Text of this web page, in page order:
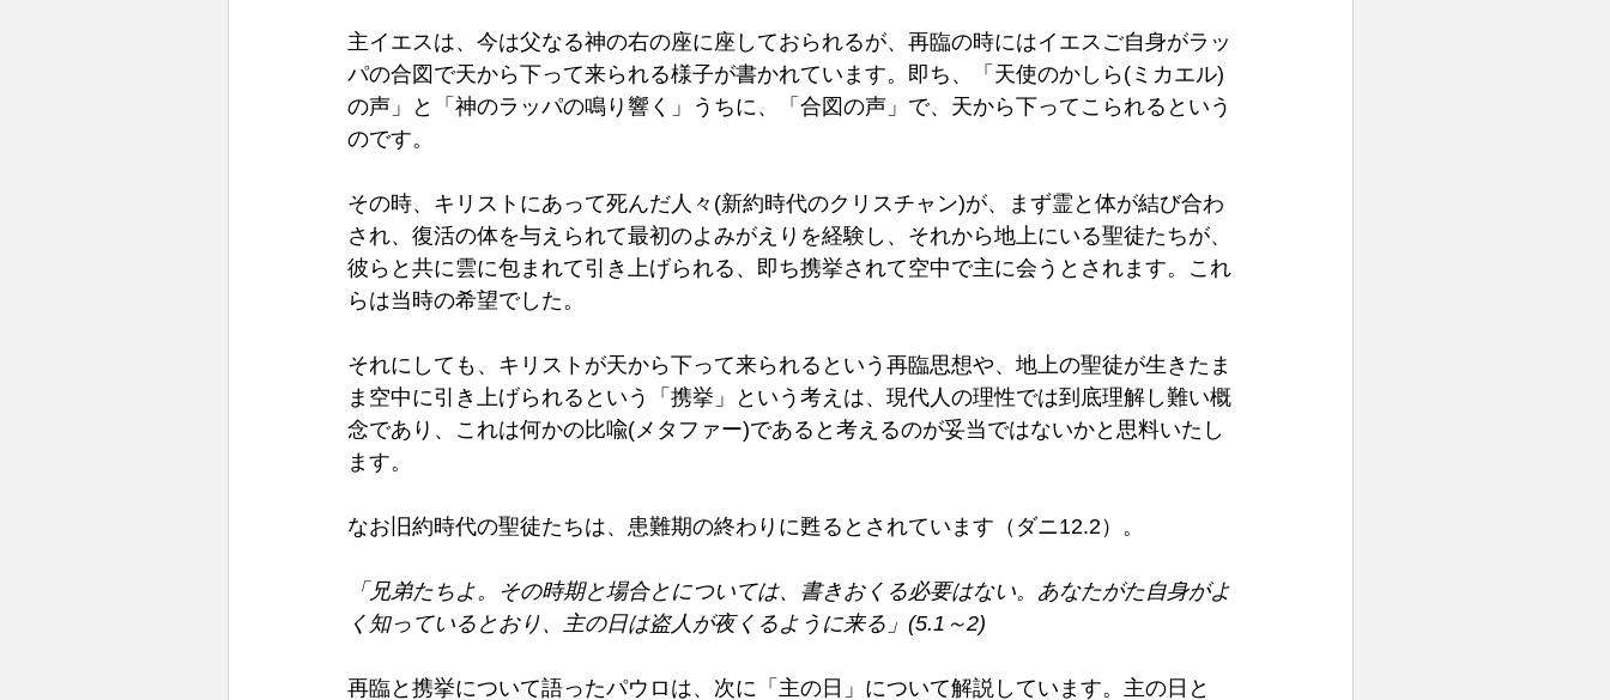
主イエスは、今は父なる神の右の座に座しておられるが、再臨の時にはイエスご自身がラッ
パの合図で天から下って来られる様子が書かれています。即ち、「天使のかしら(ミカエル)
の声」と「神のラッパの鳴り響く」うちに、「合図の声」で、天から下ってこられるという
のです。
その時、キリストにあって死んだ人々(新約時代のクリスチャン)が、まず霊と体が結び合わ
され、復活の体を与えられて最初のよみがえりを経験し、それから地上にいる聖徒たちが、
彼らと共に雲に包まれて引き上げられる、即ち携挙されて空中で主に会うとされます。これ
らは当時の希望でした。
それにしても、キリストが天から下って来られるという再臨思想や、地上の聖徒が生きたま
ま空中に引き上げられるという「携挙」という考えは、現代人の理性では到底理解し難い概
念であり、これは何かの比喩(メタファー)であると考えるのが妥当ではないかと思料いたし
ます。
なお旧約時代の聖徒たちは、患難期の終わりに甦るとされています（ダニ12.2）。
「兄弟たちよ。その時期と場合とについては、書きおくる必要はない。あなたがた自身がよ
く知っているとおり、主の日は盗人が夜くるように来る」(5.1～2)
再臨と携挙について語ったパウロは、次に「主の日」について解説しています。主の日と